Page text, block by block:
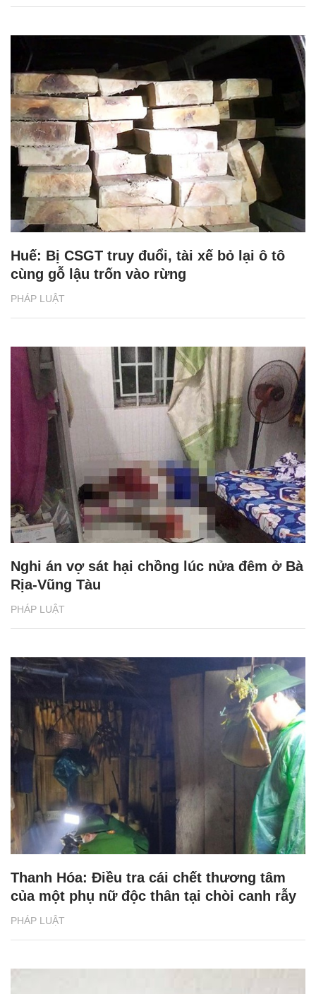
PHÁP LUẬT
Huế: Bị CSGT truy đuổi, tài xế bỏ lại ô tô
cùng gỗ lậu trốn vào rừng
PHÁP LUẬT
Nghi án vợ sát hại chồng lúc nửa đêm ở Bà
Rịa-Vũng Tàu
PHÁP LUẬT
Thanh Hóa: Điều tra cái chết thương tâm
của một phụ nữ độc thân tại chòi canh rẫy